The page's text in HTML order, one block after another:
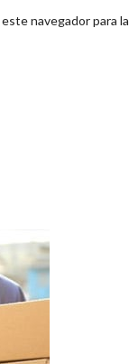
navegador para la